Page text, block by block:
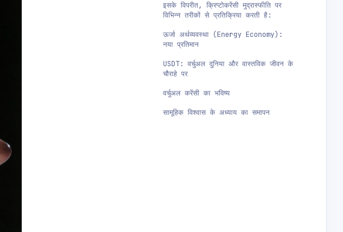
इसके विपरीत, क्रिप्टोकरेंसी मुद्रास्फीति पर
विभिन्न तरीकों से प्रतिक्रिया करती है:
ऊर्जा अर्थव्यवस्था (Energy Economy):
नया प्रतिमान
USDT: वर्चुअल दुनिया और वास्तविक जीवन के
चौराहे पर
वर्चुअल करेंसी का भविष्य
सामूहिक विश्वास के अध्याय का समापन